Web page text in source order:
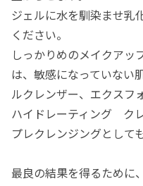
ジェルに水を馴染ませ乳
ください。
しっかりめのメイクアッ
は、敏感になっていない
ルクレンザー、エクスフ
ハイドレーティング ク
プレクレンジングとして
最良の結果を得るために